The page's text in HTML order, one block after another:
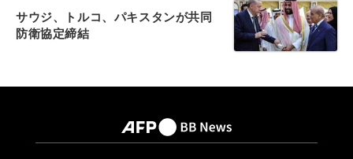
サウジ、トルコ、パキスタンが共同
防衛協定締結